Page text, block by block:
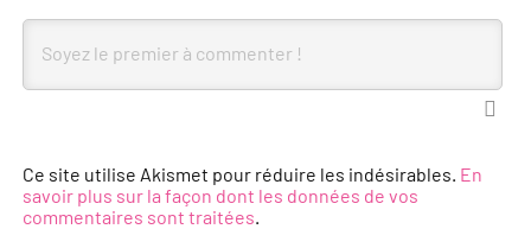
Ce site utilise Akismet pour réduire les indésirables. En
savoir plus sur la façon dont les données de vos
commentaires sont traitées.